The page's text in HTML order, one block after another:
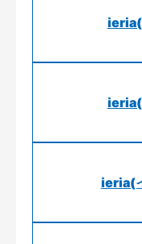
ieria(
ieria(
ieria(